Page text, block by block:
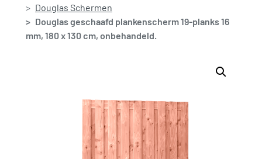
Douglas Schermen
Douglas geschaafd plankenscherm 19-planks 16
mm, 180 x 130 cm, onbehandeld.